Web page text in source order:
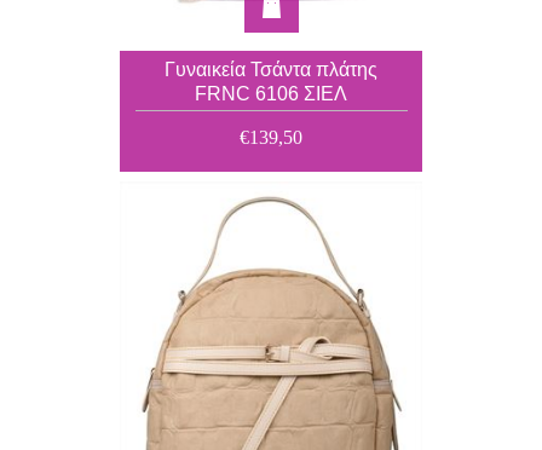
Γυναικεία Τσάντα πλάτης
FRNC 6106 ΣΙΕΛ
€139,50